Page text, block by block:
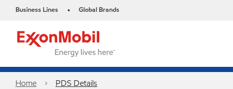
Business Lines • Global Brands
Home PDS Details